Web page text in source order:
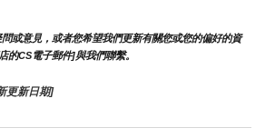
或意見，或者您希望我們更新有關您或您的偏好的資
的CS電子郵件]與我們聯繫。
更新日期]